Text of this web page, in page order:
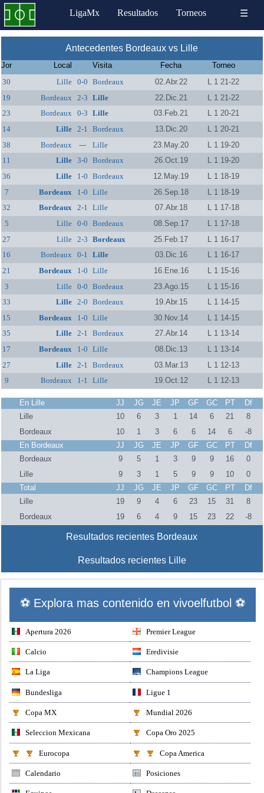
LigaMx Resultados Torneos ☰
Antecedentes Bordeaux vs Lille
Jor Local Visita Fecha
Torneo
30
Lille 0-0 Bordeaux 02.Abr.22
L 1 21-22
19
Bordeaux 2-3 Lille 22.Dic.21
L 1 21-22
23
Bordeaux 0-3 Lille 03.Feb.21
L 1 20-21
14
Lille 2-1 Bordeaux 13.Dic.20
L 1 20-21
38
Bordeaux --- Lille 23.May.20
L 1 19-20
11
Lille 3-0 Bordeaux 26.Oct.19
L 1 19-20
36
Lille 1-0 Bordeaux 12.May.19
L 1 18-19
7
Bordeaux 1-0 Lille 26.Sep.18
L 1 18-19
32
Bordeaux 2-1 Lille 07.Abr.18
L 1 17-18
5
Lille 0-0 Bordeaux 08.Sep.17
L 1 17-18
27
Lille 2-3 Bordeaux 25.Feb.17
L 1 16-17
16
Bordeaux 0-1 Lille 03.Dic.16
L 1 16-17
21
Bordeaux 1-0 Lille 16.Ene.16
L 1 15-16
3
Lille 0-0 Bordeaux 23.Ago.15
L 1 15-16
33
Lille 2-0 Bordeaux 19.Abr.15
L 1 14-15
15
Bordeaux 1-0 Lille 30.Nov.14
L 1 14-15
35
Lille 2-1 Bordeaux 27.Abr.14
L 1 13-14
17
Bordeaux 1-0 Lille 08.Dic.13
L 1 13-14
27
Lille 2-1 Bordeaux 03.Mar.13
L 1 12-13
9
Bordeaux 1-1 Lille 19.Oct.12 L 1 12-13
En Lille JJ JG JE JP GF GC PT
Df
Lille
10 6 3 1 14 6 21
8
Bordeaux
10 1 3 6 6 14 6
-8
En Bordeaux
JJ JG JE JP GF GC PT
Df
Bordeaux
9 5 1 3 9 9 16
0
Lille
9 3 1 5 9 9 10
0
Total
JJ JG JE JP GF GC PT
Df
Lille
19 9 4 6 23 15 31
8
Bordeaux
19 6 4 9 15 23 22 -8
Resultados recientes Bordeaux
Resultados recientes Lille
⚽ Explora mas contenido en vivoelfutbol ⚽
Apertura 2026 Premier League
Calcio Eredivisie
La Liga Champions League
Bundesliga Ligue 1
Copa MX Mundial 2026
Seleccion Mexicana Copa Oro 2025
Eurocopa Copa America
Calendario Posiciones